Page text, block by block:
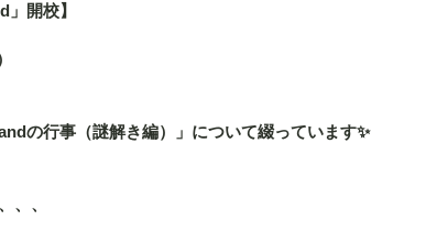
開校】
の行事（謎解き編）」について綴っています✨
、、